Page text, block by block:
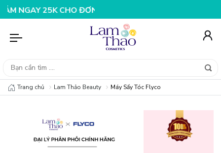
25K CHO ĐƠN HÀNG 99K
Trang chủ Lam Thảo Beauty Máy Sấy Tóc Flyco